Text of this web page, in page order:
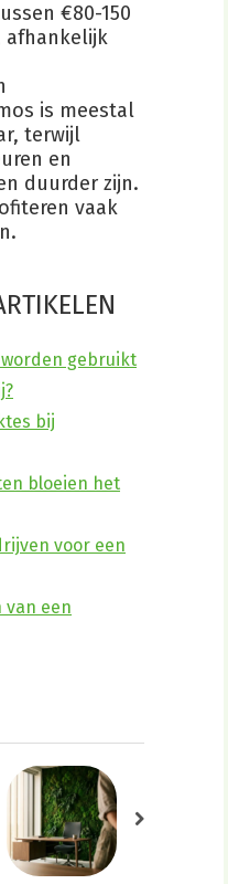
€80-150
afhankelijk
is meestal
terwijl
en
duurder zijn.
vaak
gebruikt
bij
bloeien het
voor een
van een